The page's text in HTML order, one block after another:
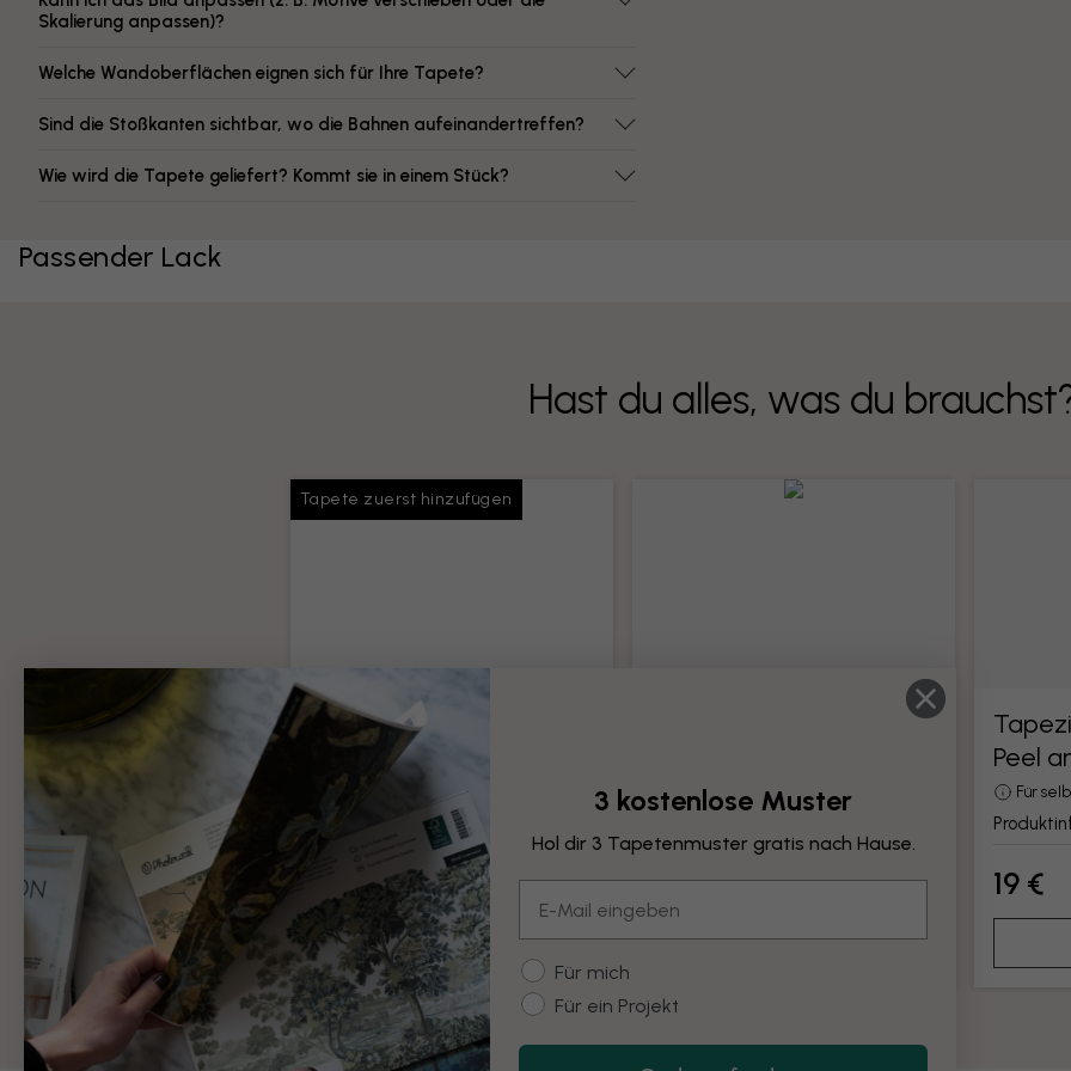
Skalierung anpassen)?
Welche Wandoberflächen eignen sich für Ihre Tapete?
Sind die Stoßkanten sichtbar, wo die Bahnen aufeinandertreffen?
Wie wird die Tapete geliefert? Kommt sie in einem Stück?
Passender Lack
Hast du alles, was du
Tapete zuerst hinzufügen
Tapeten-Kleister
Ausreichend Klebstoff für Ihre
gesamte Bestellung
Produktinformationen
9 €
Hinzufügen
Produktinformationen
19 €
Hinzufügen
Peel
Für
19 €
3 kostenlose Muster
Hol dir 3 Tapetenmuster gratis nach Hause.
Customer type
Für mich
Für ein Projekt